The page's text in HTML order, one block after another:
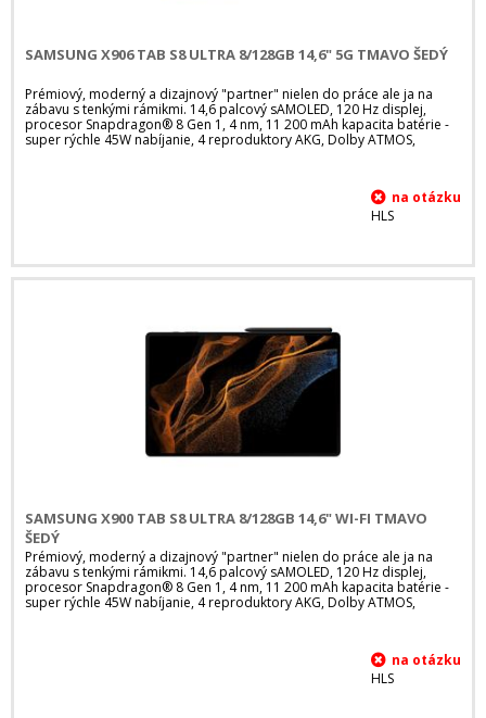
SAMSUNG X906 TAB S8 ULTRA 8/128GB 14,6" 5G TMAVO ŠEDÝ
Prémiový, moderný a dizajnový "partner" nielen do práce ale ja na
zábavu s tenkými rámikmi. 14,6 palcový sAMOLED, 120 Hz displej,
procesor Snapdragon® 8 Gen 1, 4 nm, 11 200 mAh kapacita batérie -
super rýchle 45W nabíjanie, 4 reproduktory AKG, Dolby ATMOS,
HLS
SAMSUNG X900 TAB S8 ULTRA 8/128GB 14,6" WI-FI TMAVO
ŠEDÝ
Prémiový, moderný a dizajnový "partner" nielen do práce ale ja na
zábavu s tenkými rámikmi. 14,6 palcový sAMOLED, 120 Hz displej,
procesor Snapdragon® 8 Gen 1, 4 nm, 11 200 mAh kapacita batérie -
super rýchle 45W nabíjanie, 4 reproduktory AKG, Dolby ATMOS,
HLS